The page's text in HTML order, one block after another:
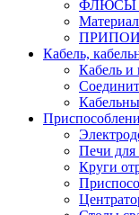
ФЛЮСЫ
ПРИПОИ
Кабель,
Кабель и
Печи для
Круги